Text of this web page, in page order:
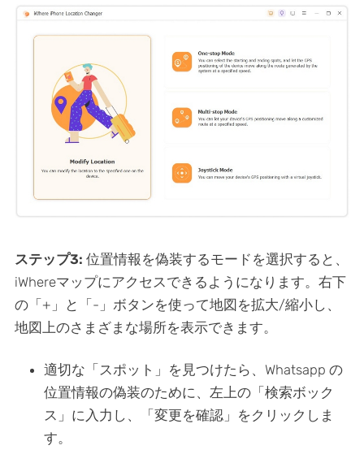
ステップ3: 位置情報を偽装するモードを選択すると、
iWhereマップにアクセスできるようになります。右下
の「+」と「-」ボタンを使って地図を拡大/縮小し、
地図上のさまざまな場所を表示できます。
適切な「スポット」を見つけたら、Whatsapp の
位置情報の偽装のために、左上の「検索ボック
ス」に入力し、「変更を確認」をクリックしま
す。